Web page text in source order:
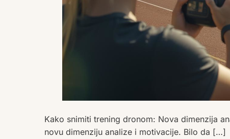
Kako snimiti trening dronom: Nova dimenzija
novu dimenziju analize i motivacije. Bilo da […]